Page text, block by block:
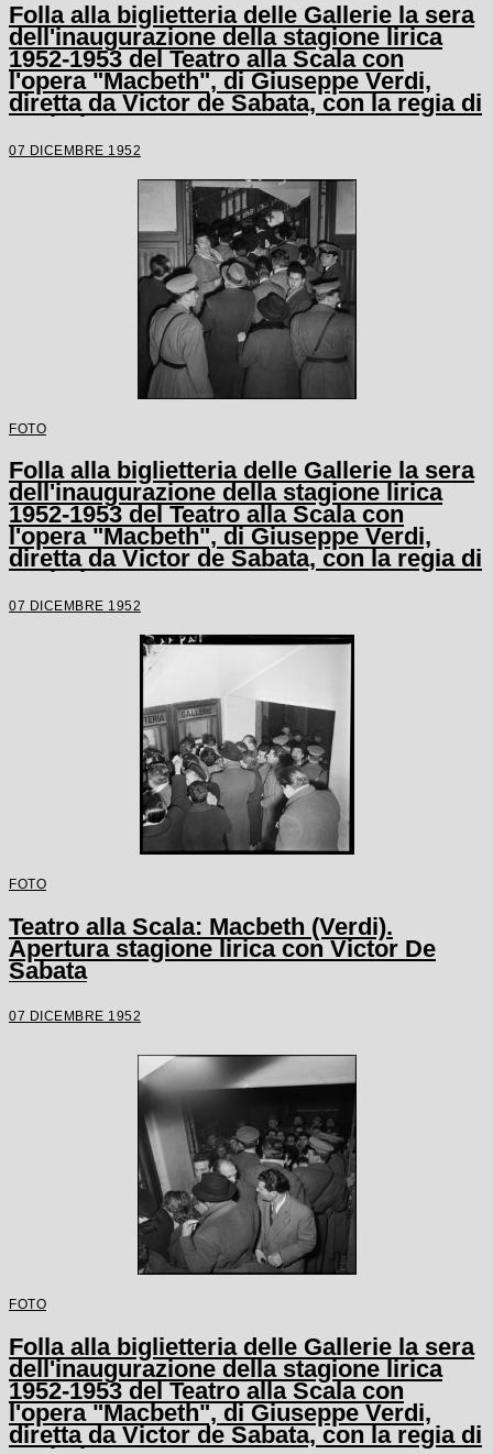
Folla alla biglietteria delle Gallerie la sera
dell'inaugurazione della stagione lirica
1952-1953 del Teatro alla Scala con
l'opera "Macbeth", di Giuseppe Verdi,
diretta da Victor de Sabata, con la regia di
Carl Ebert
07 DICEMBRE 1952
FOTO
Folla alla biglietteria delle Gallerie la sera
dell'inaugurazione della stagione lirica
1952-1953 del Teatro alla Scala con
l'opera "Macbeth", di Giuseppe Verdi,
diretta da Victor de Sabata, con la regia di
Carl Ebert
07 DICEMBRE 1952
FOTO
Teatro alla Scala: Macbeth (Verdi).
Apertura stagione lirica con Victor De
Sabata
07 DICEMBRE 1952
FOTO
Folla alla biglietteria delle Gallerie la sera
dell'inaugurazione della stagione lirica
1952-1953 del Teatro alla Scala con
l'opera "Macbeth", di Giuseppe Verdi,
diretta da Victor de Sabata, con la regia di